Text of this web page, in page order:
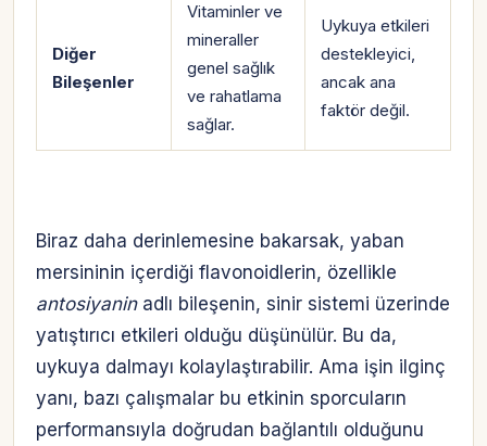
Diğer
Bileşenler
Vitaminler ve
mineraller
genel sağlık
ve rahatlama
sağlar.
Uykuya etkileri
destekleyici,
ancak ana
faktör değil.
Biraz daha derinlemesine bakarsak, yaban
mersininin içerdiği flavonoidlerin, özellikle
antosiyaninadlı bileşenin, sinir sistemi üzerinde
yatıştırıcı etkileri olduğu düşünülür. Bu da,
uykuya dalmayı kolaylaştırabilir. Ama işin ilginç
yanı, bazı çalışmalar bu etkinin sporcuların
performansıyla doğrudan bağlantılı olduğunu